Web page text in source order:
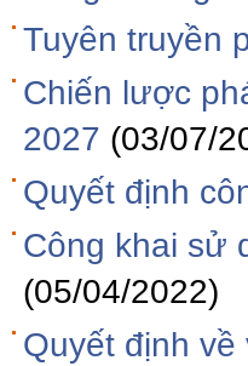
Tuyên truyền
Chiến lược
2027 (03/07/
Quyết định
Công khai sử
(05/04/2022)
Quyết định